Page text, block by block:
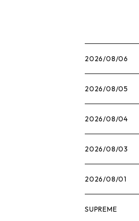
2026/08/06
2026/08/05
2026/08/04
2026/08/03
2026/08/01
SUPREME